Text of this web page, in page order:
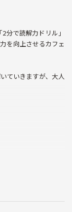
分で読解力ドリル」
を向上させるカフェ
ていきますが、大人